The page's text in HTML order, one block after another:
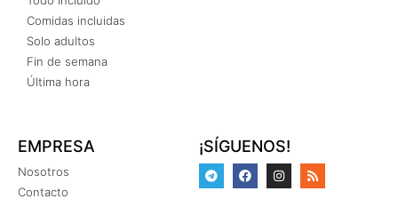
Comidas incluidas
Solo adultos
Fin de semana
Última hora
EMPRESA
Nosotros
Contacto
¡SÍGUENOS!